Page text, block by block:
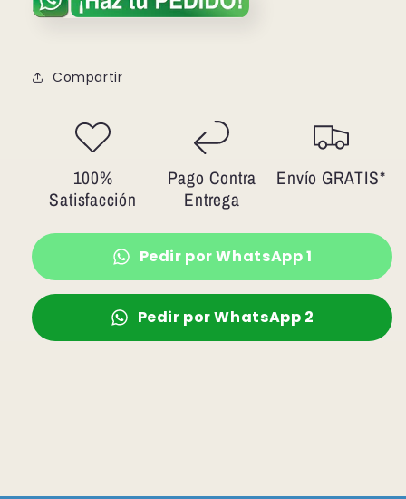
Compartir
100%
Satisfacción
Pago Contra
Entrega
Envío GRATIS*
Pedir por WhatsApp 1
Pedir por WhatsApp 2